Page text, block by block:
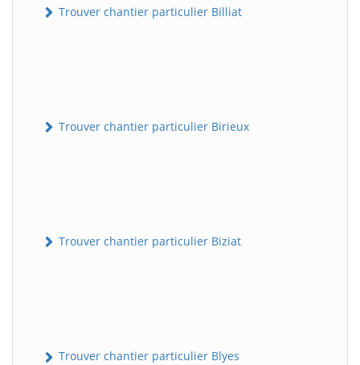
Trouver chantier particulier Billiat
Trouver chantier particulier Birieux
Trouver chantier particulier Biziat
Trouver chantier particulier Blyes